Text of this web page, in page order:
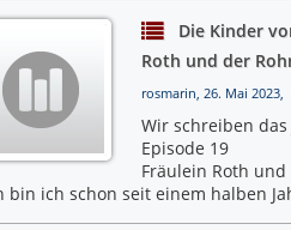
Die Kinder
Roth und der
rosmarin, 26. Mai
Wir schreiben das
Episode 19
Fräulein Roth
bin ich schon seit einem halben